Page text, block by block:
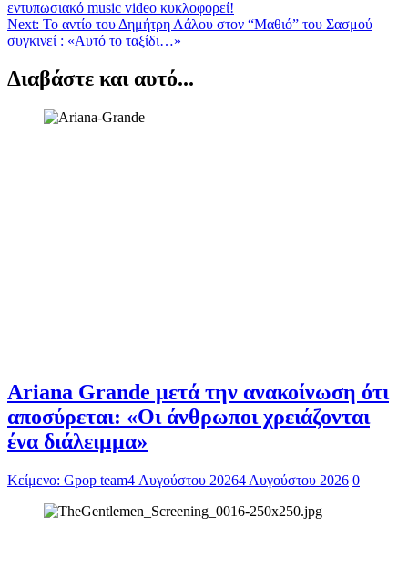
άρθρων
εντυπωσιακό music video κυκλοφορεί!
Next: Το αντίο του Δημήτρη Λάλου στον “Μαθιό” του Σασμού
συγκινεί : «Αυτό το ταξίδι…»
Διαβάστε και αυτό...
Ariana Grande μετά την ανακοίνωση ότι
αποσύρεται: «Οι άνθρωποι χρειάζονται
ένα διάλειμμα»
Κείμενο: Gpop team4 Αυγούστου 20264 Αυγούστου 2026 0